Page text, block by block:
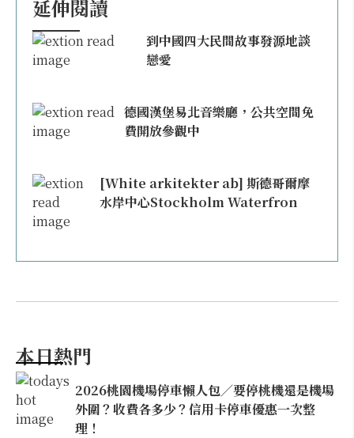
延伸閱讀
到中國四大民間故事發源地談
戀愛
德國漢堡易北音樂廳，公共空間免
費開放參觀中
[White arkitekter ab] 斯德哥爾摩
水岸中心Stockholm Waterfron
本日熱門
2026桃園機場停車懶人包／要停桃機還是機場
外圍？收費各多少？信用卡停車優惠一次整
理！